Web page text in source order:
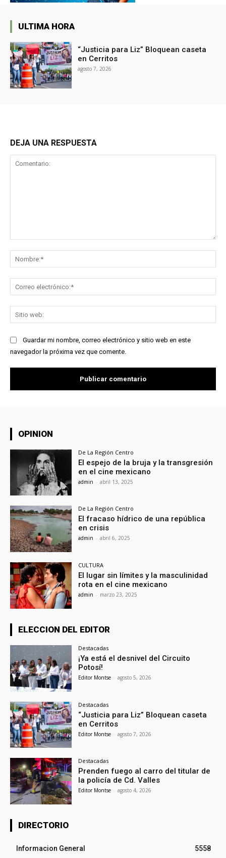
ULTIMA HORA
“Justicia para Liz” Bloquean caseta
en Cerritos
agosto 7, 2026
DEJA UNA RESPUESTA
Guardar mi nombre, correo electrónico y sitio web en este
navegador la próxima vez que comente.
OPINION
De La Región Centro
El espejo de la bruja y la transgresión
en el cine mexicano
admin - abril 13, 2025
De La Región Centro
El fracaso hídrico de una república
en crisis
admin - abril 6, 2025
CULTURA
El lugar sin límites y la masculinidad
rota en el cine mexicano
admin - marzo 23, 2025
ELECCION DEL EDITOR
Destacadas
¡Ya está el desnivel del Circuito
Potosí!
Editor Montse - agosto 5, 2026
Destacadas
“Justicia para Liz” Bloquean caseta
en Cerritos
Editor Montse - agosto 7, 2026
Destacadas
Prenden fuego al carro del titular de
la policía de Cd. Valles
Editor Montse - agosto 4, 2026
DIRECTORIO
Informacion General
5558